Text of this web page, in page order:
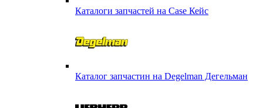
Каталоги запчастей на Case Кейс
Каталог запчастин на Degelman Дегельман